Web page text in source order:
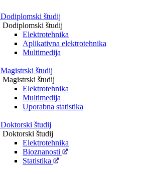
Dodiplomski študij
Dodiplomski študij
Elektrotehnika
Aplikativna elektrotehnika
Multimedija
Magistrski študij
Magistrski študij
Elektrotehnika
Multimedija
Uporabna statistika
Doktorski študij
Doktorski študij
Elektrotehnika
Bioznanosti
Statistika